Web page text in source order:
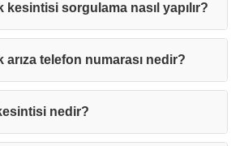
kesintisi sorgulama nasıl yapılır?
arıza telefon numarası nedir?
nedir?